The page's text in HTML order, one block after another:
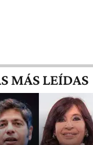
MÁS LEÍDAS